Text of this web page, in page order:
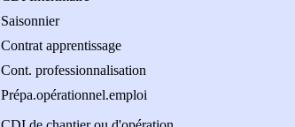
Saisonnier
Contrat apprentissage
Cont. professionnalisation
Prépa.opérationnel.emploi